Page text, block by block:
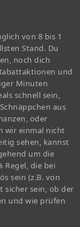
von 8 bis 1
Stand. Du
noch dich
und
Minuten
schnell sein,
aus
oder
wir einmal nicht
sehen, kannst
um die
Regel, die bei
sein (z.B. von
sicher sein, ob der
und wie prüfen